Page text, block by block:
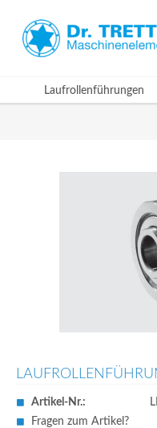
Laufrollenführungen
Artikel-Nr.:
Fragen zum Artikel?